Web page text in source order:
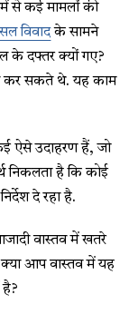
से कई मामलों की
विवादके सामने
के दफ्तर क्यों गए?
कर सकते थे. यह काम
ऐसे उदाहरण हैं, जो
निकलता है कि कोई
दे रहा है.
वास्तव में खतरे
आप वास्तव में यह
है?